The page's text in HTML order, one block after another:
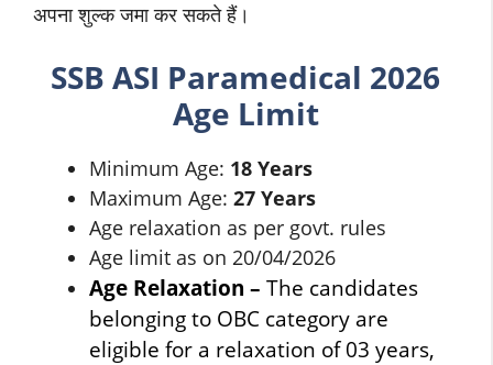
अपना शुल्क जमा कर सकते हैं।
SSB ASI Paramedical 2026
Age Limit
Minimum Age: 18 Years
Maximum Age: 27 Years
Age relaxation as per govt. rules
Age limit as on 20/04/2026
Age Relaxation – The candidates
belonging to OBC category are
eligible for a relaxation of 03 years,